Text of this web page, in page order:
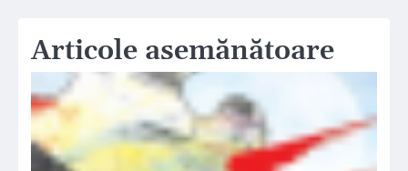
Articole asemănătoare